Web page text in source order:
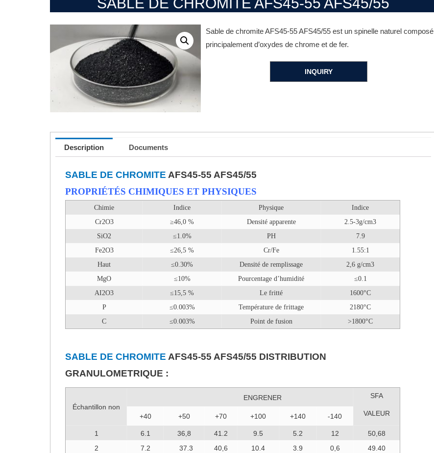
Sable de chromite AFS45-55 AFS45/55 est un spinelle naturel composé
principalement d’oxydes de chrome et de fer.
INQUIRY
Description Documents
SABLE DE CHROMITE AFS45-55 AFS45/55
PROPRIÉTÉS CHIMIQUES ET PHYSIQUES
Chimie Indice Physique
Indice
Cr2O3
≥46,0 % Densité apparente
2.5-3g/cm3
SiO2
≤1.0% PH
7.9
Fe2O3
≤26,5 % Cr/Fe
1.55:1
Haut
≤0.30% Densité de remplissage
2,6 g/cm3
MgO
≤10% Pourcentage d’humidité
≤0.1
AI2O3
≤15,5 % Le fritté
1600°C
P
≤0.003% Température de frittage
2180°C
C
≤0.003% Point de fusion >1800°C
SABLE DE CHROMITE AFS45-55 AFS45/55 DISTRIBUTION
GRANULOMETRIQUE :
Échantillon non
ENGRENER SFA
VALEUR
+40 +50 +70 +100 +140 -140
1 6.1 36,8 41.2 9.5 5.2 12
50,68
2
7.2 37.3 40,6 10.4 3.9 0,6
49.40